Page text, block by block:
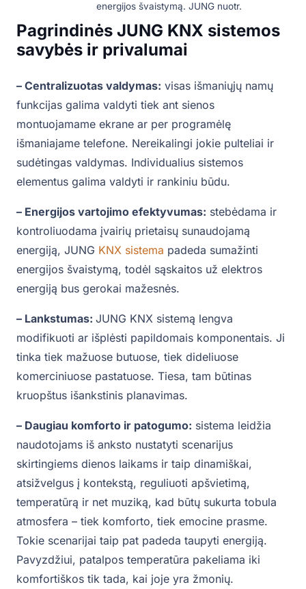
energijos švaistymą. JUNG nuotr.
Pagrindinės JUNG KNX sistemos
savybės ir privalumai
– Centralizuotas valdymas: visas išmaniųjų namų
funkcijas galima valdyti tiek ant sienos
montuojamame ekrane ar per programėlę
išmaniajame telefone. Nereikalingi jokie pulteliai ir
sudėtingas valdymas. Individualius sistemos
elementus galima valdyti ir rankiniu būdu.
– Energijos vartojimo efektyvumas: stebėdama ir
kontroliuodama įvairių prietaisų sunaudojamą
energiją, JUNG KNX sistema padeda sumažinti
energijos švaistymą, todėl sąskaitos už elektros
energiją bus gerokai mažesnės.
– Lankstumas: JUNG KNX sistemą lengva
modifikuoti ar išplėsti papildomais komponentais. Ji
tinka tiek mažuose butuose, tiek dideliuose
komerciniuose pastatuose. Tiesa, tam būtinas
kruopštus išankstinis planavimas.
– Daugiau komforto ir patogumo: sistema leidžia
naudotojams iš anksto nustatyti scenarijus
skirtingiems dienos laikams ir taip dinamiškai,
atsižvelgus į kontekstą, reguliuoti apšvietimą,
temperatūrą ir net muziką, kad būtų sukurta tobula
atmosfera – tiek komforto, tiek emocine prasme.
Tokie scenarijai taip pat padeda taupyti energiją.
Pavyzdžiui, patalpos temperatūra pakeliama iki
komfortiškos tik tada, kai joje yra žmonių.